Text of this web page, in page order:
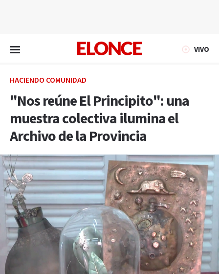
VIVO
HACIENDO COMUNIDAD
"Nos reúne El Principito": una
muestra colectiva ilumina el
Archivo de la Provincia